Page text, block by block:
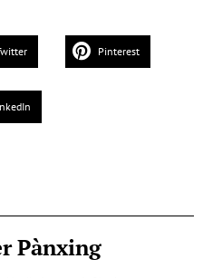
Pinterest
Pànxing